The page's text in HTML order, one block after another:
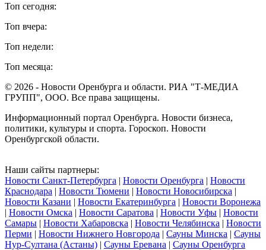
Топ сегодня:
Топ вчера:
Топ недели:
Топ месяца:
© 2026 - Новости Оренбурга и области. РИА "Т-МЕДИА
ГРУПП", ООО. Все права защищены.
Информационный портал Оренбурга. Новости бизнеса,
политики, культуры и спорта. Гороскоп. Новости
Оренбургской области.
Наши сайты партнеры:
Новости Санкт-Петербурга | Новости Оренбурга | Новости
Краснодара | Новости Тюмени | Новости Новосибирска |
Новости Казани | Новости Екатеринбурга | Новости Воронежа
| Новости Омска | Новости Саратова | Новости Уфы | Новости
Самары | Новости Хабаровска | Новости Челябинска | Новости
Перми | Новости Нижнего Новгорода | Сауны Минска | Сауны
Нур-Султана (Астаны) | Сауны Еревана | Сауны Оренбурга